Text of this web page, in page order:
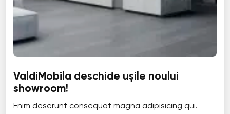
ValdiMobila deschide ușile noului
showroom!
Enim deserunt consequat magna adipisicing qui.